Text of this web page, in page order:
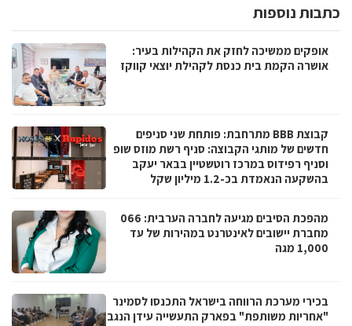
כתבות נוספות
אופקים ממשיכה לחזק את הקהילות בעיר:
אושרה הקמת בית כנסת לקהילת יוצאי קווקז
קבוצת BBB מתרחבת: פותחת שני סניפים
חדשים של מותגי הקבוצה: סניף רשת מוזס שופ
וסניף רפידוס במרכז רוטשטיין בבאר יעקב
בהשקעה הנאמדת בכ-1.2 מיליון שקל
מהפכת הסיבים מגיעה לחברה הערבית: 066
מחברת יישובים לאינטרנט במהירות של עד
1,000 מגה
בכירי מערכת הרווחה בישראל התכנסו לסמינר
"אחריות משותפת" בפארק התעשייה עידן הנגב